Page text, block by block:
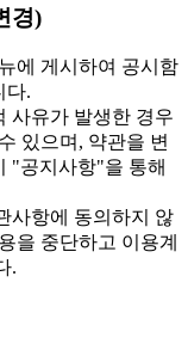
경)
에 게시하여 공시함
다.
사유가 발생한 경우
있으며, 약관을 변
"공지사항"을 통해
사항에 동의하지 않
을 중단하고 이용계
.